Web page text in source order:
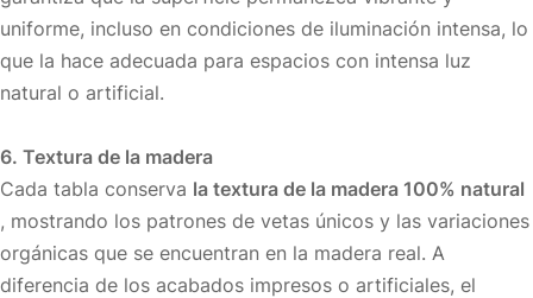
uniforme, incluso en condiciones de iluminación intensa, lo
que la hace adecuada para espacios con intensa luz
natural o artificial.
6. Textura de la madera
Cada tabla conserva la textura de la madera 100% natural
, mostrando los patrones de vetas únicos y las variaciones
orgánicas que se encuentran en la madera real. A
diferencia de los acabados impresos o artificiales, el